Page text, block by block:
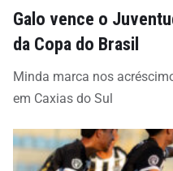
Galo vence o
da Copa do Brasil
Minda marca nos
em Caxias do Sul